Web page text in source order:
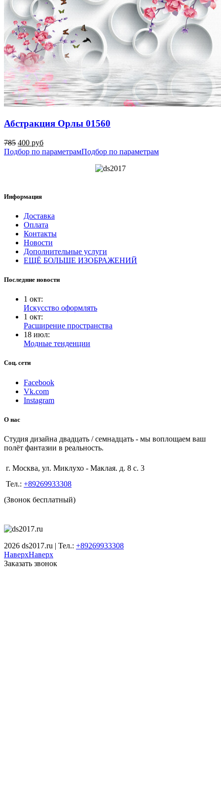
Абстракция Орлы 01560
785 400 руб
Подбор по параметрамПодбор по параметрам
Информация
Доставка
Оплата
Контакты
Новости
Дополнительные услуги
ЕЩЁ БОЛЬШЕ ИЗОБРАЖЕНИЙ
Последние новости
1 окт:
Искусство оформлять
1 окт:
Расширение пространства
18 июл:
Модные тенденции
Соц. сети
Facebook
Vk.com
Instagram
О нас
Студия дизайна двадцать / семнадцать - мы воплощаем ваш
полёт фантазии в реальность.
г. Москва, ул. Миклухо - Маклая. д. 8 с. 3
Тел.: +89269933308
(Звонок бесплатный)
2026 ds2017.ru | Тел.: +89269933308
НаверхНаверх
Заказать звонок